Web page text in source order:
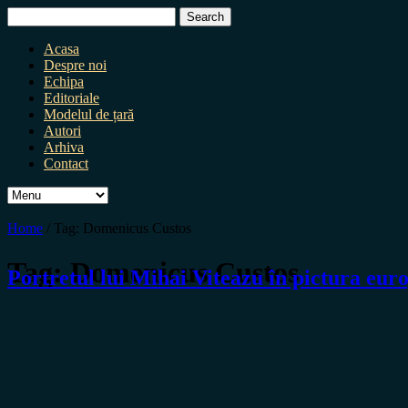
for:
Acasa
Despre noi
Echipa
Editoriale
Modelul de țară
Autori
Arhiva
Contact
Home / Tag: Domenicus Custos
Tag:Domenicus Custos
Portretul lui Mihai Viteazu în pictura